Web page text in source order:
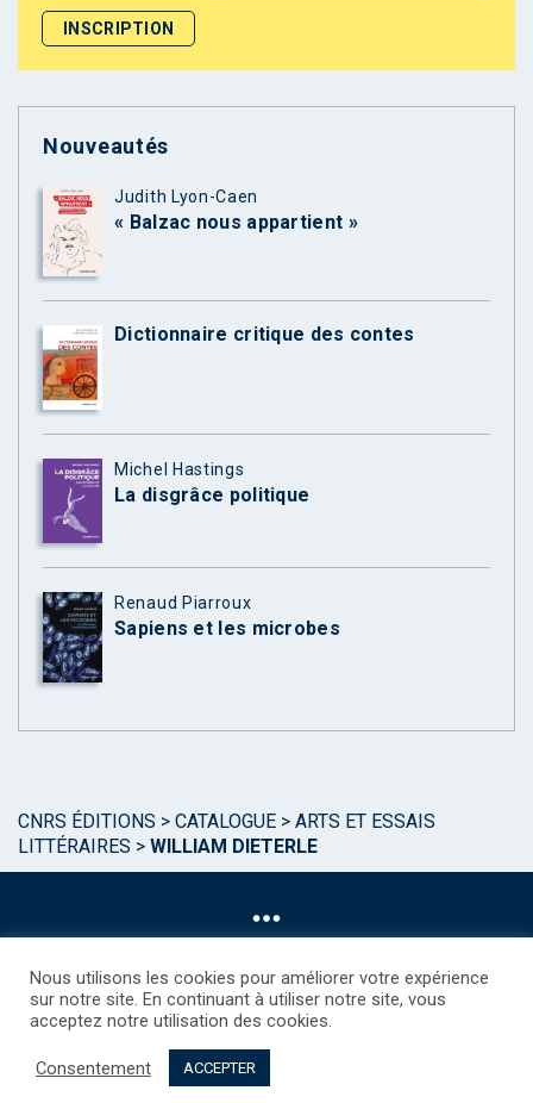
Nouveautés
Judith Lyon-Caen
« Balzac nous appartient »
Dictionnaire critique des contes
Michel Hastings
La disgrâce politique
Renaud Piarroux
Sapiens et les microbes
CNRS ÉDITIONS > CATALOGUE > ARTS ET ESSAIS
LITTÉRAIRES > WILLIAM DIETERLE
©CNRS EDITIONS 2025
Droits étrangers / Foreign rights
Nous utilisons les cookies pour améliorer votre expérience
sur notre site. En continuant à utiliser notre site, vous
acceptez notre utilisation des cookies.
Consentement ACCEPTER